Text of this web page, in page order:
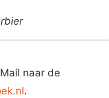
naar de
.